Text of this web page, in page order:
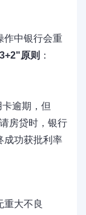
作中银行会重
原则 ：
逾期，但
房贷时，银行
成功获批利率
重大不良